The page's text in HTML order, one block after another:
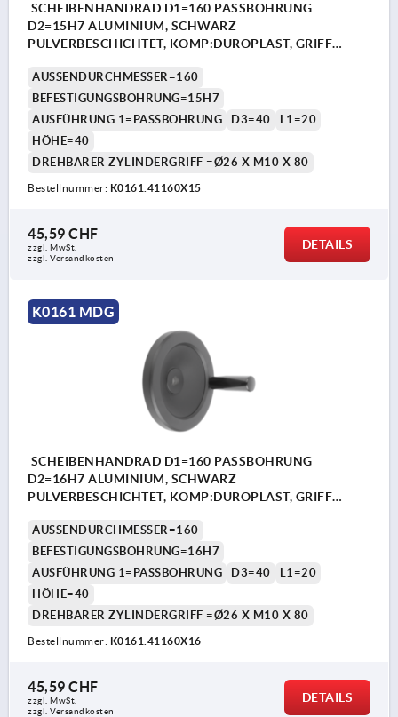
SCHEIBENHANDRAD D1=160 PASSBOHRUNG
D2=15H7 ALUMINIUM, SCHWARZ
PULVERBESCHICHTET, KOMP:DUROPLAST, GRIFF
AUSSENDURCHMESSER=160
BEFESTIGUNGSBOHRUNG=15H7
AUSFÜHRUNG 1=PASSBOHRUNG
D3=40
L1=20
HÖHE=40
DREHBARER ZYLINDERGRIFF =Ø26 X M10 X 80
Bestellnummer: K0161.41160X15
45,59 CHF
zzgl. MwSt.
zzgl. Versandkosten
DETAILS
K0161 MDG
SCHEIBENHANDRAD D1=160 PASSBOHRUNG
D2=16H7 ALUMINIUM, SCHWARZ
PULVERBESCHICHTET, KOMP:DUROPLAST, GRIFF
AUSSENDURCHMESSER=160
BEFESTIGUNGSBOHRUNG=16H7
AUSFÜHRUNG 1=PASSBOHRUNG
D3=40
L1=20
HÖHE=40
DREHBARER ZYLINDERGRIFF =Ø26 X M10 X 80
Bestellnummer: K0161.41160X16
45,59 CHF
zzgl. MwSt.
zzgl. Versandkosten
DETAILS